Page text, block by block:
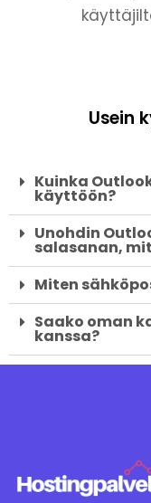
Usein
Kuinka
käyttöön?
Unohdin
salasanan,
Miten
Saako oman
kanssa?